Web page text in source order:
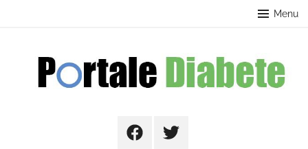
Menu
FacebookTwitter